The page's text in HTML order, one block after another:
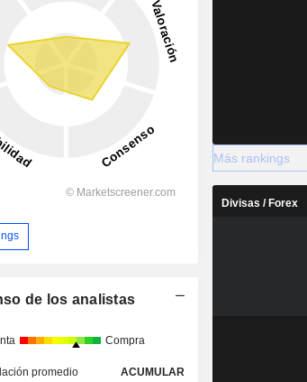
de los analistas
Compra
promedio ACUMULAR
Más rankings
Divisas / Forex